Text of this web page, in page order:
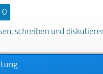
0
schreiben und